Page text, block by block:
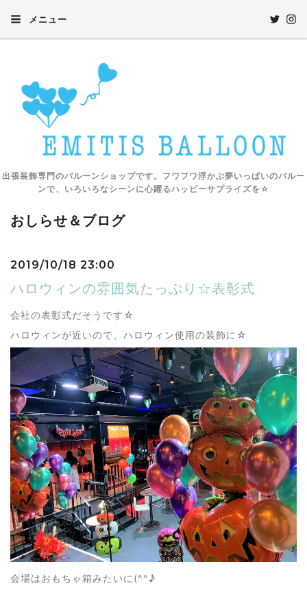
メニュー
出張装飾専門のバルーンショップです。フワフワ浮かぶ夢いっぱいのバルー
ンで、いろいろなシーンに心躍るハッピーサプライズを☆
おしらせ＆ブログ
2019/10/18 23:00
ハロウィンの雰囲気たっぷり☆表彰式
会社の表彰式だそうです☆
ハロウィンが近いので、ハロウィン使用の装飾に☆
会場はおもちゃ箱みたいに(^^♪